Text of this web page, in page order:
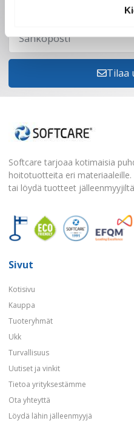
Tilaa
Softcare tarjoaa kotimaisia
hoitotuotteita eri materiaaleille.
tai löydä tuotteet
Sivut
Kotisivu
Kauppa
Tuoteryhmät
Ukk
Turvallisuus
Uutiset ja vinkit
Tietoa yrityksestämme
Ota yhteyttä
Löydä lähin jälleenmyyjä